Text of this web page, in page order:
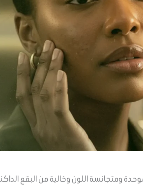
موحدة ومتجانسة اللون وخالية من البقع